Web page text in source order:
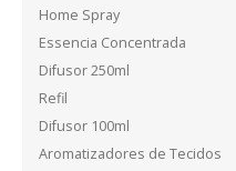
Home Spray
Essencia Concentrada
Difusor 250ml
Refil
Difusor 100ml
Aromatizadores de Tecidos